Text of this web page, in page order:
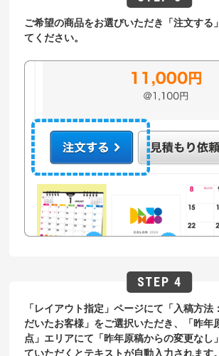
ご希望の商品をお選びいただき「注文する
てください。
「レイアウト指定」ページにて「入稿方法
だいたお客様」をご選択いただき、「昨年
点」エリアにて「昨年原稿からの変更なし
ていただくとテキストが自動入力されます。